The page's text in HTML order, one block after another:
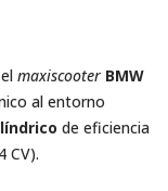
maxiscooter BMW
al entorno
de eficiencia
CV).